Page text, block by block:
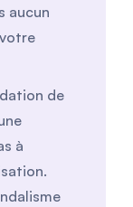
aucun
de
à